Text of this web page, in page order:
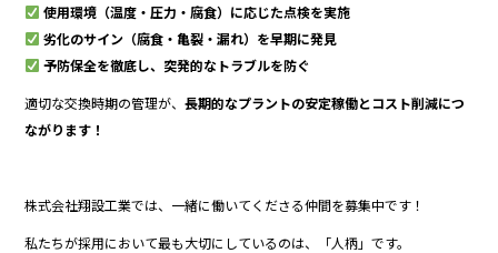
使用環境（温度・圧力・腐食）に応じた点検を実施
劣化のサイン（腐食・亀裂・漏れ）を早期に発見
予防保全を徹底し、突発的なトラブルを防ぐ
適切な交換時期の管理が、長期的なプラントの安定稼働とコスト削減につ
ながります！
株式会社翔設工業では、一緒に働いてくださる仲間を募集中です！
私たちが採用において最も大切にしているのは、「人柄」です。